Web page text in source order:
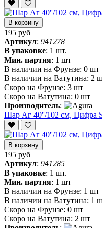
В корзину
195 руб
Артикул: 941278
В упаковке: 1 шт.
Мин. партия: 1 шт
В наличии на Фрунзе: 0 шт
В наличии на Ватутина: 2
Скоро на Фрунзе: 3 шт
Скоро на Ватутина: 0 шт
Производитель:
Шар Аг 40''/102 см, Цифра
В корзину
195 руб
Артикул: 941285
В упаковке: 1 шт.
Мин. партия: 1 шт
В наличии на Фрунзе: 1 шт
В наличии на Ватутина: 1
Скоро на Фрунзе: 0 шт
Скоро на Ватутина: 2 шт